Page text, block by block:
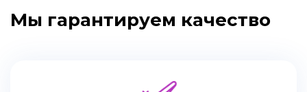
Мы гарантируем качество